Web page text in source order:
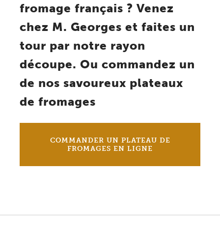
fromage français ? Venez
chez M. Georges et faites un
tour par notre rayon
découpe. Ou commandez un
de nos savoureux plateaux
de fromages
COMMANDER UN PLATEAU DE
FROMAGES EN LIGNE